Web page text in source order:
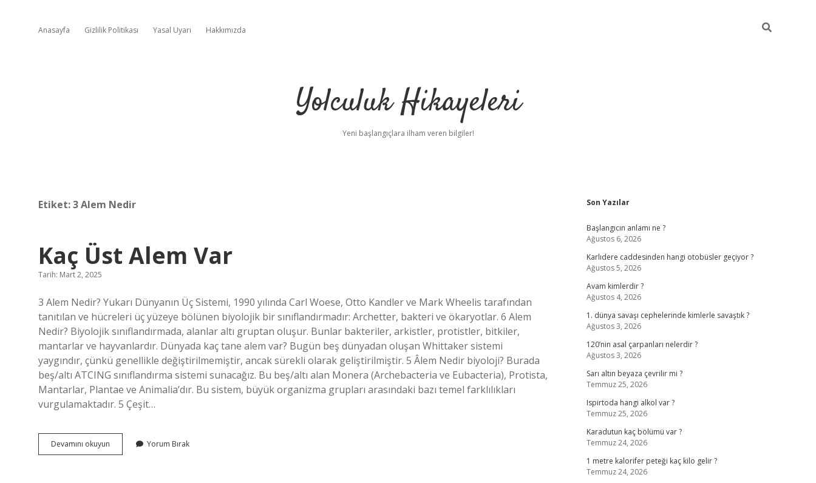
Anasayfa Gizlilik Politikası Yasal Uyarı Hakkımızda
Yolculuk Hikayeleri
Yeni başlangıçlara ilham veren bilgiler!
Etiket:3 Alem Nedir
Kaç Üst Alem Var
Tarih: Mart 2, 2025
3 Alem Nedir? Yukarı Dünyanın Üç Sistemi, 1990 yılında Carl Woese, Otto Kandler ve Mark Wheelis tarafından
tanıtılan ve hücreleri üç yüzeye bölünen biyolojik bir sınıflandırmadır: Archetter, bakteri ve ökaryotlar. 6 Alem
Nedir? Biyolojik sınıflandırmada, alanlar altı gruptan oluşur. Bunlar bakteriler, arkistler, protistler, bitkiler,
mantarlar ve hayvanlardır. Dünyada kaç tane alem var? Bugün beş dünyadan oluşan Whittaker sistemi
yaygındır, çünkü genellikle değiştirilmemiştir, ancak sürekli olarak geliştirilmiştir. 5 Âlem Nedir biyoloji? Burada
beş/altı ATCING sınıflandırma sistemi sunacağız. Bu beş/altı alan Monera (Archebacteria ve Eubacteria), Protista,
Mantarlar, Plantae ve Animalia’dır. Bu sistem, büyük organizma grupları arasındaki bazı temel farklılıkları
vurgulamaktadır. 5 Çeşit…
Devamını okuyun
Üst
Yorum Bırak
Sidebar
Son Yazılar
Başlangıcın anlamı ne ?
Ağustos 6, 2026
Karlıdere caddesinden hangi otobüsler geçiyor ?
Ağustos 5, 2026
Avam kimlerdir ?
Ağustos 4, 2026
1. dünya savaşı cephelerinde kimlerle savaştık ?
Ağustos 3, 2026
120’nin asal çarpanları nelerdir ?
Ağustos 3, 2026
Sarı altın beyaza çevrilir mi ?
Temmuz 25, 2026
Ispirtoda hangi alkol var ?
Temmuz 25, 2026
Karadutun kaç bölümü var ?
Temmuz 24, 2026
1 metre kalorifer peteği kaç kilo gelir ?
Temmuz 24, 2026
betexper giriş